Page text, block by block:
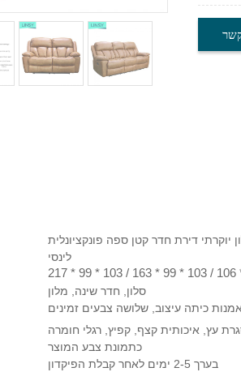
יוקרתי דירת חדר קטן ספה פונקציונלית
לינסי
217 * 99 * 103 / 163 * 99 * 103 / 106
סלון, חדר שינה, מלון
כיתה עיצוב, שלושה צבעים זמינים
עץ, איכותית קצף, קפיץ, רגלי חומרה
כתמונת צבע המוצר
בערך 2-5 ימים לאחר קבלת הפיקדון